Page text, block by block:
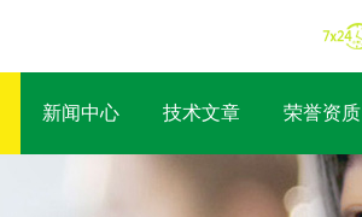
新闻中心 技术文章 荣誉资质